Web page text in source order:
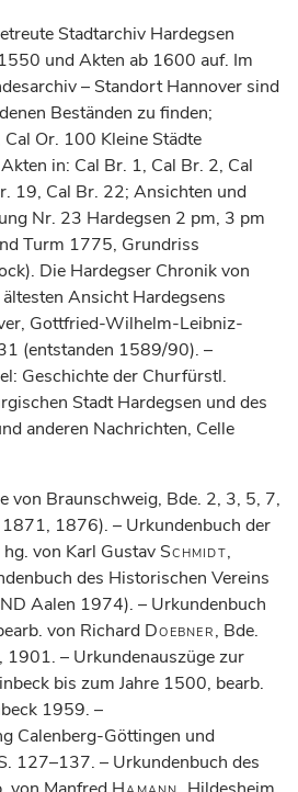
Stadtarchiv Hardegsen
und Akten ab 1600 auf. Im
– Standort Hannover sind
Beständen zu finden;
Or. 100 Kleine Städte
in: Cal Br. 1, Cal Br. 2, Cal
19, Cal Br. 22; Ansichten und
Nr. 23 Hardegsen 2 pm, 3 pm
Turm 1775, Grundriss
Die Hardegser Chronik von
Ansicht Hardegsens
Gottfried-Wilhelm-Leibniz-
(entstanden 1589/90). –
Geschichte der Churfürstl.
Stadt Hardegsen und des
anderen Nachrichten, Celle
von Braunschweig, Bde. 2, 3, 5, 7,
1876). – Urkundenbuch der
von Karl Gustav Schmidt,
des Historischen Vereins
Aalen 1974). – Urkundenbuch
von Richard Doebner, Bde.
– Urkundenauszüge zur
bis zum Jahre 1500, bearb.
1959. –
Calenberg-Göttingen und
127–137. – Urkundenbuch des